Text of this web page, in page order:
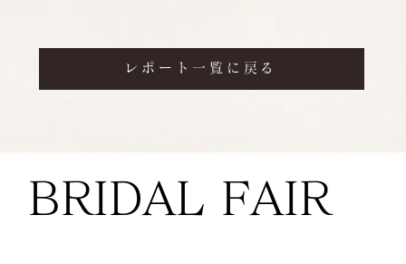
レポート一覧に戻る
BRIDAL FAIR